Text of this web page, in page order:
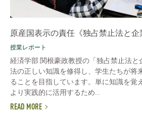
原産国表示の責任《独占禁止法と企
授業レポート
経済学部 関根豪政教授の「独占禁止法と
法の正しい知識を修得し、学生たちが将
ることを目指しています。単に知識を覚
より実践的に活用するため...
READ MORE